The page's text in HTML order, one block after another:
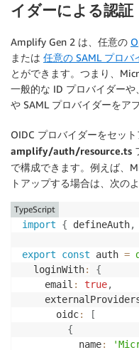
イダーによる認証
Amplify Gen 2 は、任意の
または 任意の SAML プロバ
とができます。つまり、
一般的な ID プロバイダー
や SAML プロバイダーをア
OIDC プロバイダーをセット
amplify/auth/resource.ts
で構成できます。例えば、
トアップする場合は、次の
import { defineAuth,
export const auth =
  loginWith
:
{
    email
: true,
      oidc
:
[
{
          name
:
TypeScript